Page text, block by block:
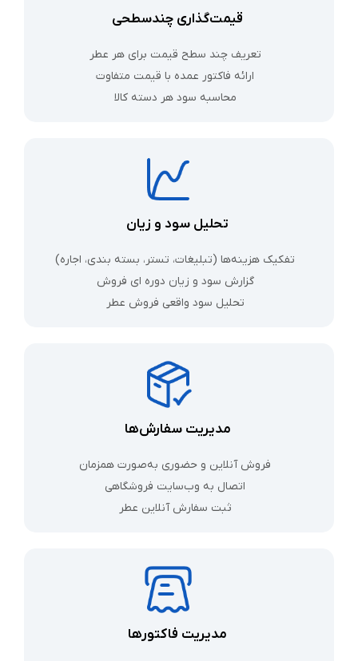
قیمت‌گذاری چندسطحی
تعریف چند سطح قیمت برای هر عطر
ارائه فاکتور عمده با قیمت متفاوت
محاسبه سود هر دسته کالا
تحلیل سود و زیان
تفکیک هزینه‌ها (تبلیغات، تستر، بسته‌ بندی، اجاره)
گزارش سود و زیان دوره ای فروش
تحلیل سود واقعی فروش عطر
مدیریت سفارش‌ها
فروش آنلاین و حضوری به‌صورت همزمان
اتصال به وب‌سایت فروشگاهی
ثبت سفارش آنلاین عطر
مدیریت فاکتورها